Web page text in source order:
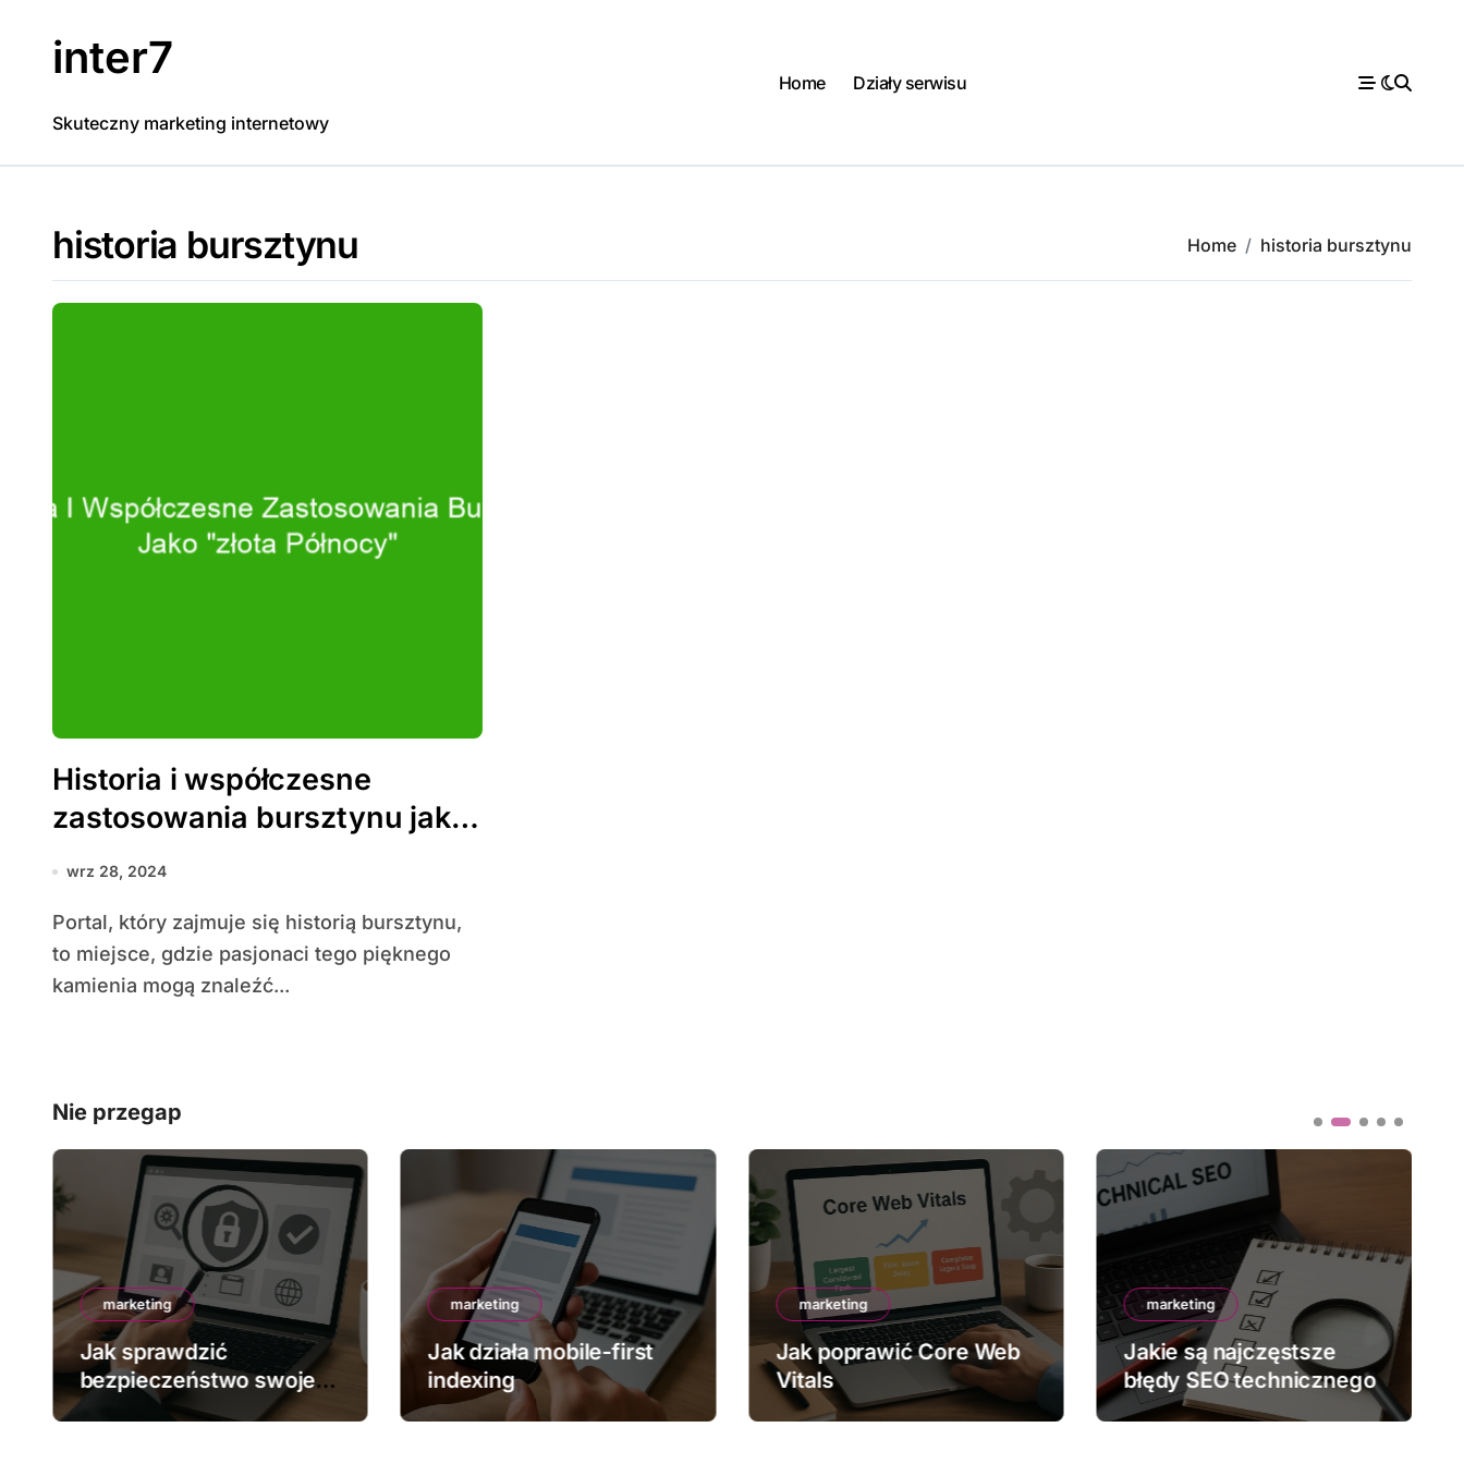
inter7
Skuteczny marketing internetowy
Home Działy serwisu
historia bursztynu Home historia bursztynu
Historia i współczesne
zastosowania bursztynu jako
„złota Północy”
wrz 28, 2024
Portal, który zajmuje się historią bursztynu,
to miejsce, gdzie pasjonaci tego pięknego
kamienia mogą znaleźć...
Nie przegap
marketing
Jak sprawdzić
bezpieczeństwo swojej
strony
marketing
Jak działa mobile-first
indexing
marketing
Jak poprawić Core Web
Vitals
marketing
Jakie są najczęstsze
błędy SEO technicznego